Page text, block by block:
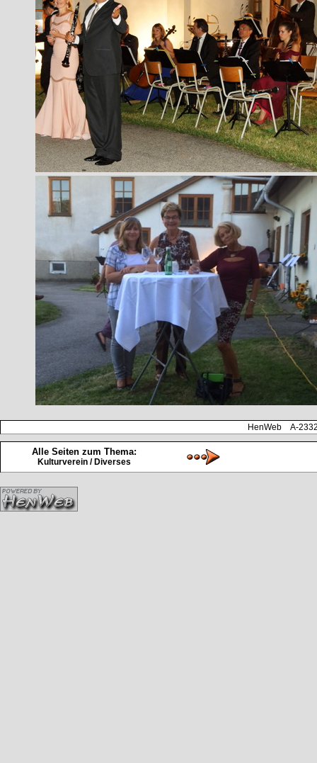
HenWeb A-
Alle Seiten zum Thema:
Kulturverein / Diverses